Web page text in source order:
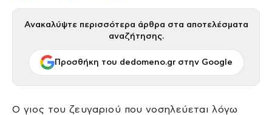
Ανακαλύψτε περισσότερα άρθρα στα αποτελέσματα
αναζήτησης.
Προσθήκη του dedomeno.gr στην Google
Ο γιος του ζευγαριού που νοσηλεύεται λόγω